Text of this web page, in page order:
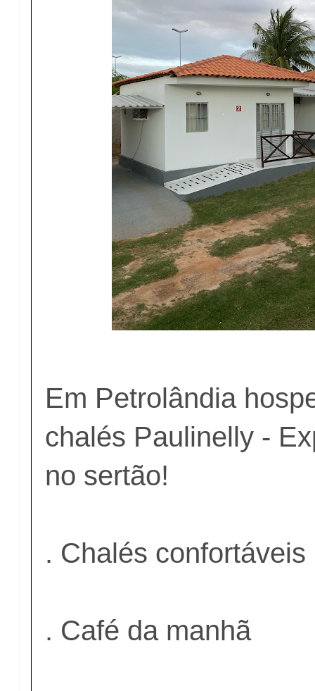
Em Petrolândia
chalés Paulinelly -
no sertão!
. Chalés confortáveis
. Café da manhã